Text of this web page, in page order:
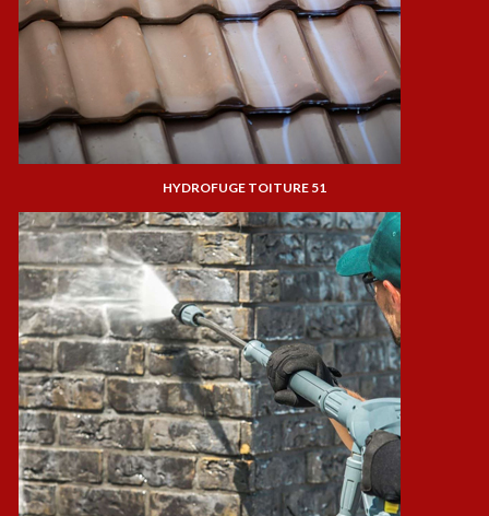
HYDROFUGE TOITURE 51